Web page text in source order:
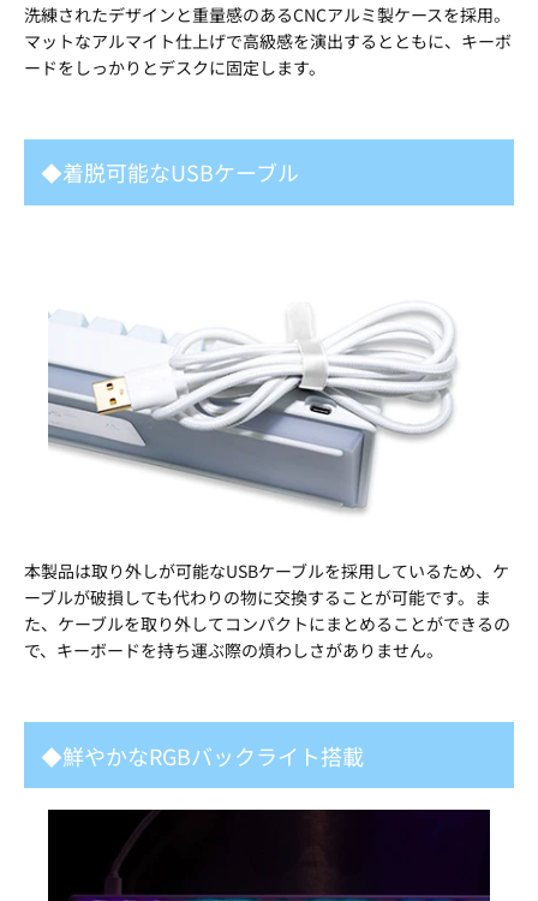
洗練されたデザインと重量感のあるCNCアルミ製ケースを採用。
マットなアルマイト仕上げで高級感を演出するとともに、キーボ
ードをしっかりとデスクに固定します。
◆着脱可能なUSBケーブル
本製品は取り外しが可能なUSBケーブルを採用しているため、ケ
ーブルが破損しても代わりの物に交換することが可能です。ま
た、ケーブルを取り外してコンパクトにまとめることができるの
で、キーボードを持ち運ぶ際の煩わしさがありません。
◆鮮やかなRGBバックライト搭載